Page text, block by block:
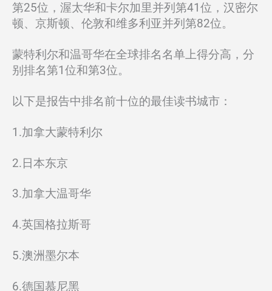
第25位，渥太华和卡尔加里并列第41位，汉密尔
顿、京斯顿、伦敦和维多利亚并列第82位。
蒙特利尔和温哥华在全球排名名单上得分高，分
别排名第1位和第3位。
以下是报告中排名前十位的最佳读书城市：
1.加拿大蒙特利尔
2.日本东京
3.加拿大温哥华
4.英国格拉斯哥
5.澳洲墨尔本
6.德国慕尼黑